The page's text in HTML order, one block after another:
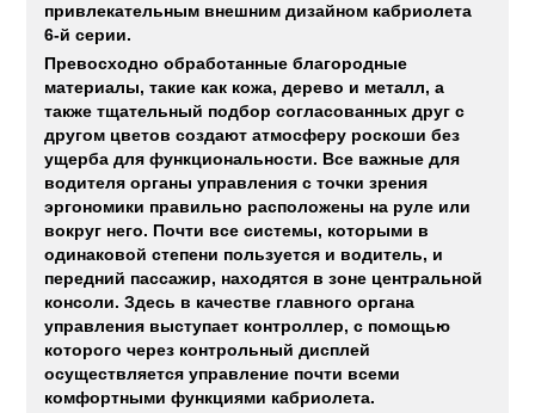
привлекательным внешним дизайном кабриолета
6-й серии.
Превосходно обработанные благородные
материалы, такие как кожа, дерево и металл, а
также тщательный подбор согласованных друг с
другом цветов создают атмосферу роскоши без
ущерба для функциональности. Все важные для
водителя органы управления с точки зрения
эргономики правильно расположены на руле или
вокруг него. Почти все системы, которыми в
одинаковой степени пользуется и водитель, и
передний пассажир, находятся в зоне центральной
консоли. Здесь в качестве главного органа
управления выступает контроллер, с помощью
которого через контрольный дисплей
осуществляется управление почти всеми
комфортными функциями кабриолета.